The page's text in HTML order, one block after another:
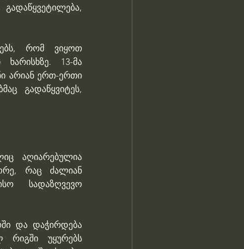
რომ ვიყოთ
13-მა
არიან ერთ-ერთი
გადაწყვიტეს,
აღიარებულია
რაც ძალიან
სადაზღვევო
და დაჭირდება
რიგში უყურებს